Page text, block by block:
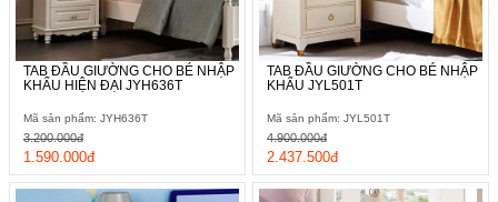
TAB ĐẦU GIƯỜNG CHO BÉ NHẬP
KHẨU HIỆN ĐẠI JYH636T
Mã sản phẩm: JYH636T
1.590.000đ
3.200.000đ
TAB ĐẦU GIƯỜNG CHO BÉ NHẬP
KHẨU JYL501T
Mã sản phẩm: JYL501T
2.437.500đ
4.900.000đ